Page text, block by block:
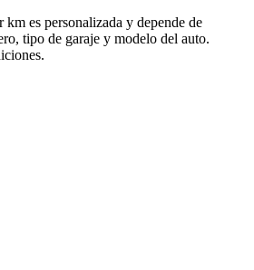
es personalizada y depende de
tipo de garaje y modelo del auto.